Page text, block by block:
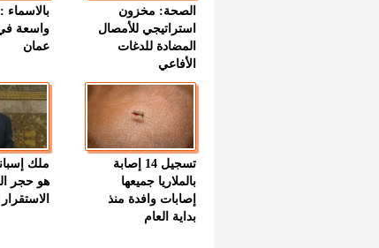
الصحة: مخزون
استراتيجي للأمصال
المضادة للدغات
الأفاعي
بالاسماء
واسعة
عمان
تسجيل 14 إصابة
بالملاريا جميعها
إصابات وافدة منذ
بداية العام
ملك
هو حجر